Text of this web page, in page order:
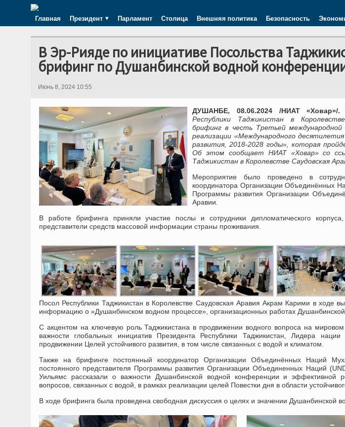
Главная Президент Парламент Столица Внешняя политика Безопасность
В Эр-Рияде по инициативе Посольства
брифинг по Душанбинской водной
Июнь 8, 2024 10:55
ДУШАНБЕ, 08.06.2024 /НИАТ «Ховар»/.
Республики Таджикистан в
брифинг в честь Третьей международной
реализации «Международного
развития, 2018-2028 годы», которая
Об этом сообщает НИАТ «Ховар» со
Таджикистан в Королевстве Саудовская
Мероприятие было проведено в
координатора Организации Объединённых
Программы развития Организации
Аравии.
В работе брифинга приняли участие послы и сотрудники дипломатического
представители средств массовой информации страны проживания.
Посол Республики Таджикистан в Королевстве Саудовская Аравия Акрам Карими в ходе
информацию о «Душанбинском водном процессе», организационных работах
С акцентом на ключевую роль Таджикистана в продвижении водного вопроса на
важности глобальных инициатив Президента Республики Таджикистан, Лидера
продвижении Целей устойчивого развития, в том числе связанных с водой и климатом.
Также на брифинге постоянный координатор Организации Объединённых Наций
постоянного представителя Программы развития Организации Объединенных Наций
Уильямс рассказали о важности Душанбинской водной конференции и эффективной
вопросов, связанных с водой, в рамках реализации целей Повестки дня в области
В ходе брифинга была проведена свободная дискуссия о целях и значении Душанбинской